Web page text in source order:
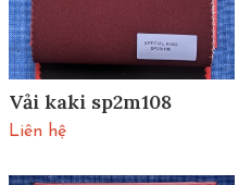
Vải kaki sp2m108
Liên hệ